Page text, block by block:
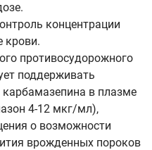
концентрации
крови.
противосудорожного
поддерживать
в плазме
4-12 мкг/мл),
о возможности
врожденных пороков